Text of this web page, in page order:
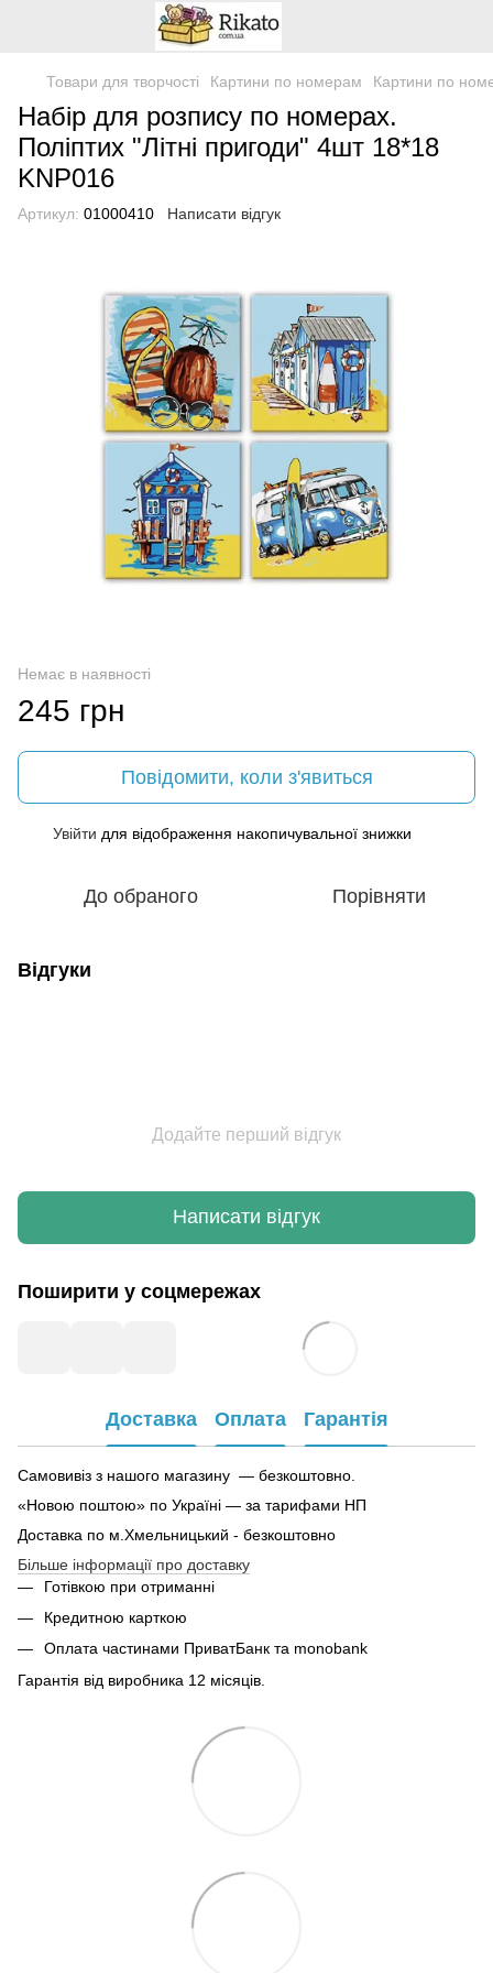
Товари для творчості Картини по номерам Картини по
Набір для розпису по номерах.
Поліптих "Літні пригоди" 4шт 18*18
KNP016
Артикул: 01000410 Написати відгук
Немає в наявності
245 грн
Повідомити, коли з'явиться
Увійти для відображення накопичувальної знижки
До обраного Порівняти
Відгуки
Додайте перший відгук
Написати відгук
Поширити у соцмережах
Доставка Оплата Гарантія
Самовивіз з нашого магазину — безкоштовно.
«Новою поштою» по Україні — за тарифами НП
Доставка по м.Хмельницький - безкоштовно
Більше інформації про доставку
Готівкою при отриманні
Кредитною карткою
Оплата частинами ПриватБанк та monobank
Гарантія від виробника 12 місяців.